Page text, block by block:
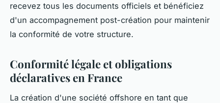
recevez tous les documents officiels et bénéficiez
d'un accompagnement post-création pour maintenir
la conformité de votre structure.
Conformité légale et obligations
déclaratives en France
La création d'une société offshore en tant que